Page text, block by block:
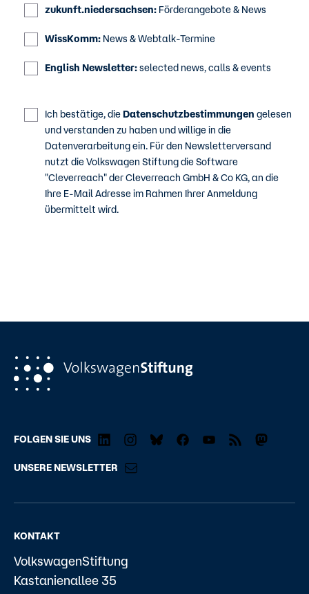
zukunft.niedersachsen: Förderangebote & News
WissKomm: News & Webtalk-Termine
English Newsletter:selected news, calls & events
Ich bestätige, die Datenschutzbestimmungen gelesen
und verstanden zu haben und willige in die
Datenverarbeitung ein. Für den Newsletterversand
nutzt die Volkswagen Stiftung die Software
"Cleverreach" der Cleverreach GmbH & Co KG, an die
Ihre E-Mail Adresse im Rahmen Ihrer Anmeldung
übermittelt wird.
FOLGEN SIE UNS
UNSERE NEWSLETTER
KONTAKT
VolkswagenStiftung
Kastanienallee 35